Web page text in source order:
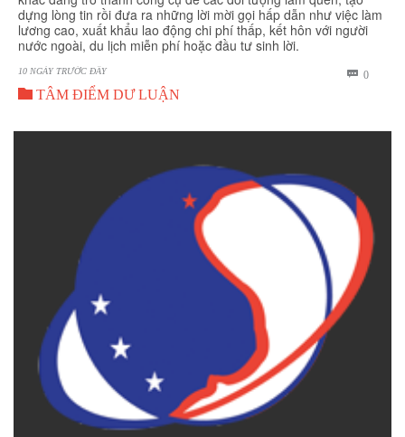
dựng lòng tin rồi đưa ra những lời mời gọi hấp dẫn như việc làm
lương cao, xuất khẩu lao động chi phí thấp, kết hôn với người
nước ngoài, du lịch miễn phí hoặc đầu tư sinh lời.
10 NGÀY TRƯỚC ĐÂY  0BÌNH
 TÂM ĐIỂM DƯ LUẬN